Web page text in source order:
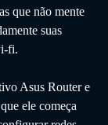
que não mente
suas
fi.
Asus Router e
ele começa